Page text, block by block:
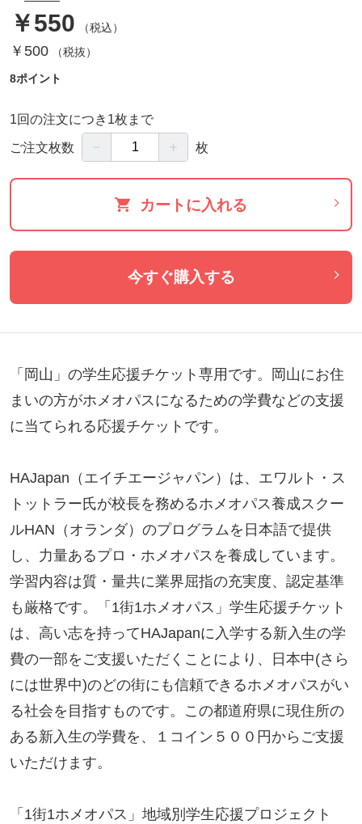
￥550 （税込）
￥500（税抜）
8ポイント
1回の注文につき1枚まで
ご注文枚数 － ＋ 枚
カートに入れる
今すぐ購入する
「岡山」の学生応援チケット専用です。岡山にお住
まいの方がホメオパスになるための学費などの支援
に当てられる応援チケットです。
HAJapan（エイチエージャパン）は、エワルト・ス
トットラー氏が校長を務めるホメオパス養成スクー
ルHAN（オランダ）のプログラムを日本語で提供
し、力量あるプロ・ホメオパスを養成しています。
学習内容は質・量共に業界屈指の充実度、認定基準
も厳格です。「1街1ホメオパス」学生応援チケット
は、高い志を持ってHAJapanに入学する新入生の学
費の一部をご支援いただくことにより、日本中(さら
には世界中)のどの街にも信頼できるホメオパスがい
る社会を目指すものです。この都道府県に現住所の
ある新入生の学費を、１コイン５００円からご支援
いただけます。
「1街1ホメオパス」地域別学生応援プロジェクト